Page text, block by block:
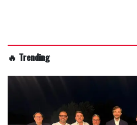
🔥 Trending